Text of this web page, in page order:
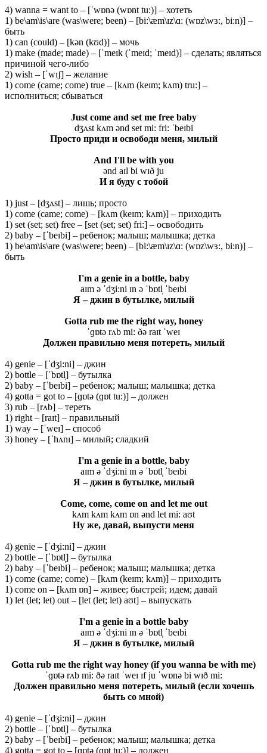
4) wanna = want to – [ˈwɒnə (wɒnt tu:)] – хотеть
1) be\am\is\are (was\were; been) – [bi:\æm\ɪz\ɑ: (wɒz\wɜ:, bi:n)] –
быть
1) can (could) – [kən (kʊd)] – мочь
1) make (made; made) – [ˈmeɪk (ˈmeɪd; ˈmeɪd)] – сделать; являться
причиной чего-либо
2) wish – [ˈwɪʃ] – желание
1) come (came; come) true – [kʌm (keɪm; kʌm) tru:] –
исполниться; сбываться
Just come and set me free baby
dʒʌst kʌm ənd set mi: fri: ˈbeɪbi
Просто приди и освободи меня, милый
And I'll be with you
ənd aɪl bi wɪð ju
И я буду с тобой
1) just – [dʒʌst] – лишь; просто
1) come (came; come) – [kʌm (keɪm; kʌm)] – приходить
1) set (set; set) free – [set (set; set) fri:] – освободить
2) baby – [ˈbeɪbi] – ребенок; малыш; малышка; детка
1) be\am\is\are (was\were; been) – [bi:\æm\ɪz\ɑ: (wɒz\wɜ:, bi:n)] –
быть
I'm a genie in a bottle, baby
aɪm ə ˈdʒi:ni ɪn ə ˈbɒtl̩ ˈbeɪbi
Я– джинвбутылке, милый
Gotta rub me the right way, honey
ˈɡɒtə rʌb mi: ðə raɪt ˈweɪ
Должен правильно меня потереть, милый
4) genie – [ˈdʒi:ni] – джин
2) bottle – [ˈbɒtl̩] – бутылка
2) baby – [ˈbeɪbi] – ребенок; малыш; малышка; детка
4) gotta = got to – [ɡɒtə (ɡɒt tu:)] – должен
3) rub – [rʌb] – тереть
1) right – [raɪt] – правильный
1) way – [ˈweɪ] – способ
3) honey – [ˈhʌnɪ] – милый; сладкий
I'm a genie in a bottle, baby
aɪm ə ˈdʒi:ni ɪn ə ˈbɒtl̩ ˈbeɪbi
Я– джинвбутылке, милый
Come, come, come on and let me out
kʌm kʌm kʌm ɒn ənd let mi: aʊt
Ну же, давай, выпусти меня
4) genie – [ˈdʒi:ni] – джин
2) bottle – [ˈbɒtl̩] – бутылка
2) baby – [ˈbeɪbi] – ребенок; малыш; малышка; детка
1) come (came; come) – [kʌm (keɪm; kʌm)] – приходить
1) come on – [kʌm ɒn] – живее; быстрей; идем; давай
1) let (let; let) out – [let (let; let) aʊt] – выпускать
I'm a genie in a bottle baby
aɪm ə ˈdʒi:ni ɪn ə ˈbɒtl̩ ˈbeɪbi
Я– джинвбутылке, милый
Gotta rub me the right way honey (if you wanna be with me)
ˈɡɒtə rʌb mi: ðə raɪt ˈweɪ ɪf ju ˈwɒnə bi wɪð mi:
Должен правильно меня потереть, милый (если хочешь
быть со мной)
4) genie – [ˈdʒi:ni] – джин
2) bottle – [ˈbɒtl̩] – бутылка
2) baby – [ˈbeɪbi] – ребенок; малыш; малышка; детка
4) gotta = got to – [ɡɒtə (ɡɒt tu:)] – должен